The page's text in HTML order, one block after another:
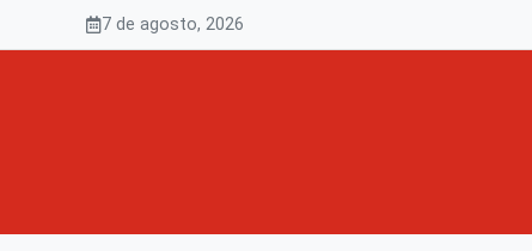
7 de agosto, 2026